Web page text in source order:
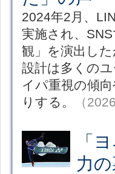
2024年2月、
実施され、
観」を演出し
設計は多くの
イパ重視の傾
りする。
（
「
力